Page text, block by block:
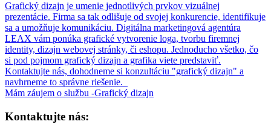
Grafický dizajn je umenie jednotlivých prvkov vizuálnej
prezentácie. Firma sa tak odlišuje od svojej konkurencie, identifikuje
sa a umožňuje komunikáciu. Digitálna marketingová agentúra
LEAX vám ponúka grafické vytvorenie loga, tvorbu firemnej
identity, dizajn webovej stránky, či eshopu. Jednoducho všetko, čo
si pod pojmom grafický dizajn a grafika viete predstaviť.
Kontaktujte nás, dohodneme si konzultáciu "grafický dizajn" a
navhrneme to správne riešenie.
Mám záujem o službu -Grafický dizajn
Kontaktujte nás: